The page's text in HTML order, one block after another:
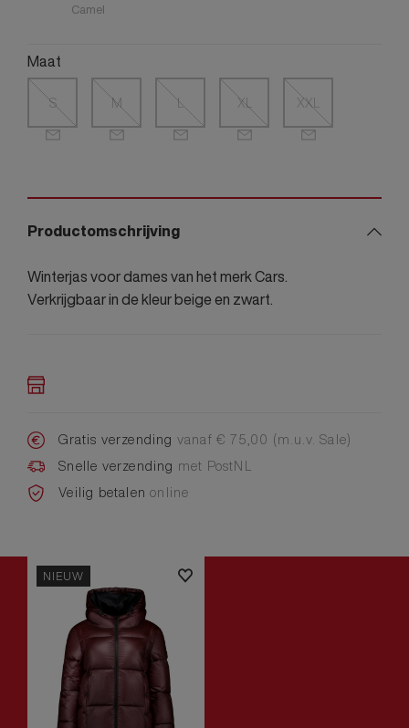
Camel
Maat
S M L XL XXL
Productomschrijving
Winterjas voor dames van het merk Cars.
Verkrijgbaar in de kleur beige en zwart.
Gratis verzending vanaf € 75,00 (m.u.v. Sale)
Snelle verzending met PostNL
Veilig betalenonline
NIEUW